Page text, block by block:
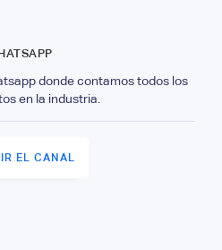
donde contamos todos los
en la industria.
EL CANAL